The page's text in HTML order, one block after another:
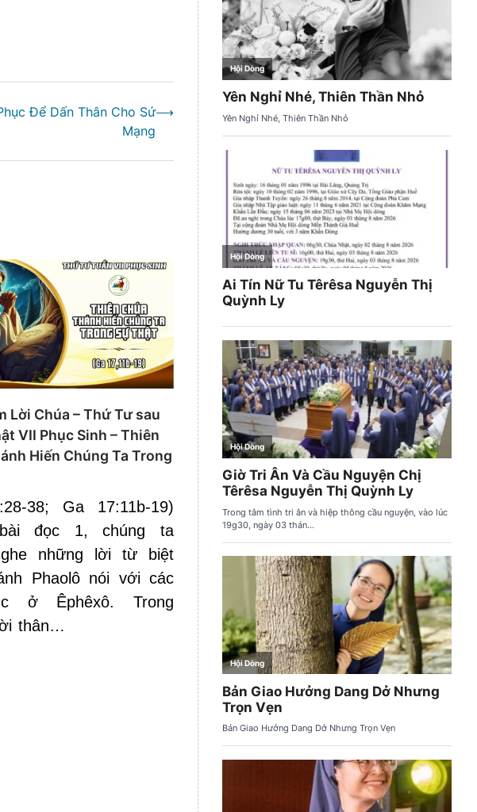
Để Dấn Thân Cho Sứ
Mạng
⟶
Lời Chúa – Thứ Tư sau
VII Phục Sinh – Thiên
Hiến Chúng Ta Trong
38; Ga 17:11b-19)
đọc 1, chúng ta
những lời từ biệt
Phaolô nói với các
ở Êphêxô. Trong
thân…